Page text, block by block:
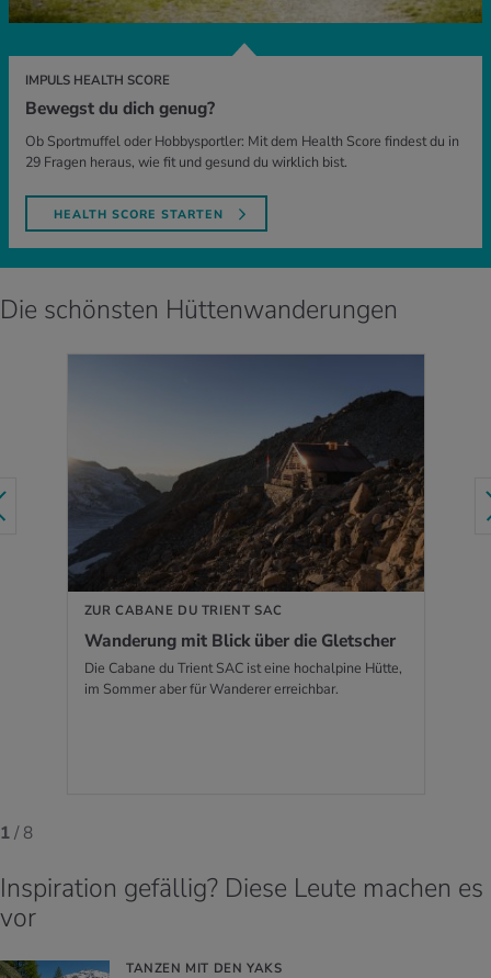
IMPULS HEALTH SCORE
Bewegst du dich genug?
Ob Sportmuffel oder Hobbysportler: Mit dem Health Score findest du in
29 Fragen heraus, wie fit und gesund du wirklich bist.
HEALTH SCORE STARTEN
Die schönsten Hüttenwanderungen
ZUR CABANE DU TRIENT SAC
Wan­de­rung mit Blick über die Glet­scher
Die Cabane du Trient SAC ist eine hochalpine Hütte,
im Sommer aber für Wanderer erreichbar.
MEHR ERFAHREN
1/ 8
Inspiration gefällig? Diese Leute machen es
vor
TANZEN MIT DEN YAKS